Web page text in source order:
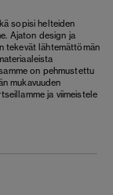
sopisi helteiden
Ajaton design ja
tekevät lähtemättömän
on pehmustettu
mukavuuden
ja viimeistele